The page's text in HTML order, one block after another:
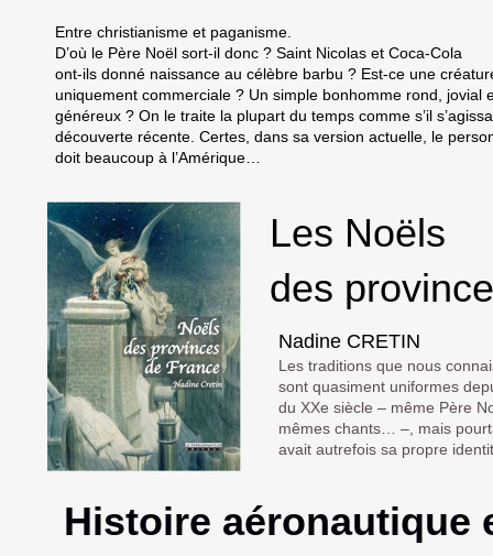
Nadine CRETIN
Les traditions que nous
sont quasiment uniformes
du XXe siècle – même Père
mêmes chants… –, mais
avait autrefois sa propre
Les Noëls
des
Entre christianisme et paganisme.
D’où le Père Noël sort-il donc ? Saint Nicolas et Coca-Cola
ont-ils donné naissance au célèbre barbu ? Est-ce une
uniquement commerciale ? Un simple bonhomme rond, jovial
généreux ? On le traite la plupart du temps comme s’il
découverte récente. Certes, dans sa version actuelle, le
doit beaucoup à l’Amérique…
Histoire aéronautique